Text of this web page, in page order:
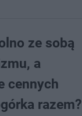
ze sobą
a
cennych
razem?